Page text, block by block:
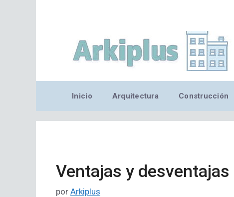
Inicio Arquitectura Construcción
Ventajas y
por Arkiplus